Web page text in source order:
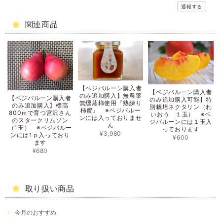
通報する
関連商品
【ベジバルーン購入者
のみ追加購入】標高
800ｍで育つ宮沢さん
のスタークリムソン
（1玉） ※ベジバルー
ンには1ｐ入っており
ます
¥680
【ベジバルーン購入者
のみ追加購入】無農薬
無燻蒸柿使用『熟練り
柿蜜』 ※ベジバルー
ンには入っておりませ
ん
¥3,980
【ベジバルーン購入者
のみ追加購入可能】特
別栽培ネクタリン（れ
いおう １玉） ※ベ
ジバルーンには１玉入
っております
¥600
取り扱い商品
今月のおすすめ